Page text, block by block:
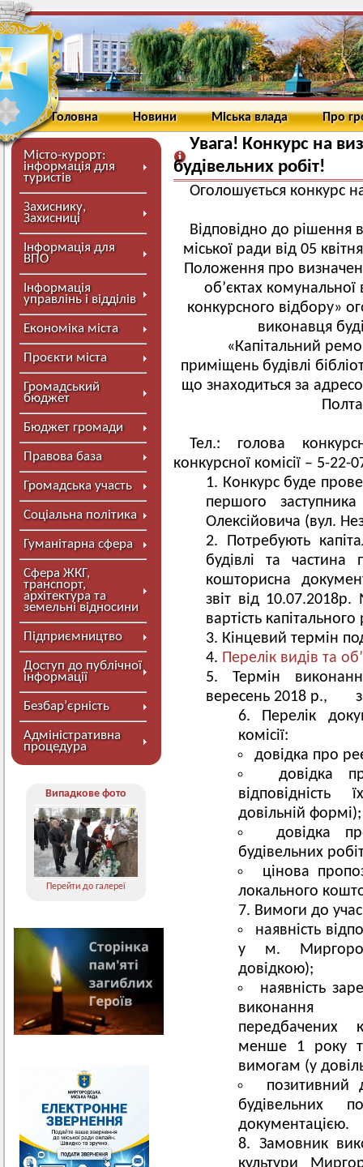
Головна Новини Міська влада Про
Місто-курорт:
інформація для
туристів
Захиснику,
Захисниці
Інформація для
ВПО
Інформація
управлінь і відділів
Економіка міста
Проєкти міста
Громадський
бюджет
Бюджет громади
Правова база
Громадська участь
Соціальна політика
Гуманітарна сфера
Сфера ЖКГ,
транспорт,
архітектура та
земельні відносини
Підприємництво
Доступ до публічної
інформації
Безбар’єрність
Адміністративна
процедура
Випадкове фото
Перейти до галереї
Увага! Конкурс на
будівельних робіт!
Оголошується конкурс
Відповідно до рішення
міської ради від 05
Положення про
об’єктах
конкурсного відбору»
виконавця
«Капітальний
приміщень будівлі
що знаходиться за
Тел.: голова
конкурсної комісії – 5-22-
Конкурс буде
першого
Олексійовича (вул.
Потребують
будівлі та
кошторисна
звіт від
вартість
Кінцевий термін
Перелік видів та
Термін
вересень 2018 р.,
Перелік
комісії:
довідка про
довідка
довільній формі);
довідка
будівельних
цінова
локального
Вимоги до
наявність
у м. Миргород
довідкою);
наявність
виконання
передбачених
менше 1 року та
вимогам (у
позитивний
будівельних
документацією.
Замовник
культури